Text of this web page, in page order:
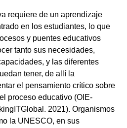
requiere de un aprendizaje
en los estudiantes, lo que
y puentes educativos
tanto sus necesidades,
y las diferentes
tener, de allí la
el pensamiento crítico sobre
proceso educativo (OIE-
2021). Organismos
la UNESCO, en sus